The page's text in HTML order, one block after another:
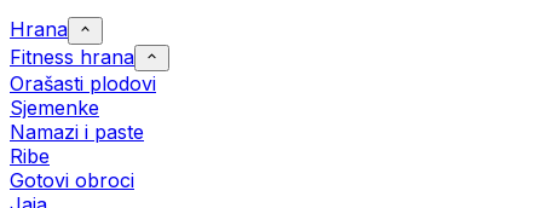
Hrana
Fitness hrana
Orašasti plodovi
Sjemenke
Namazi i paste
Ribe
Gotovi obroci